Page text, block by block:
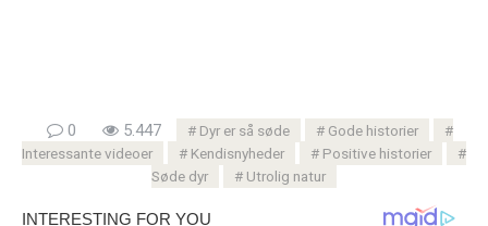
0 5.447 Dyr er så søde
Gode ​​historier
Interessante videoer
Kendisnyheder
Positive historier
Søde dyr
Utrolig natur